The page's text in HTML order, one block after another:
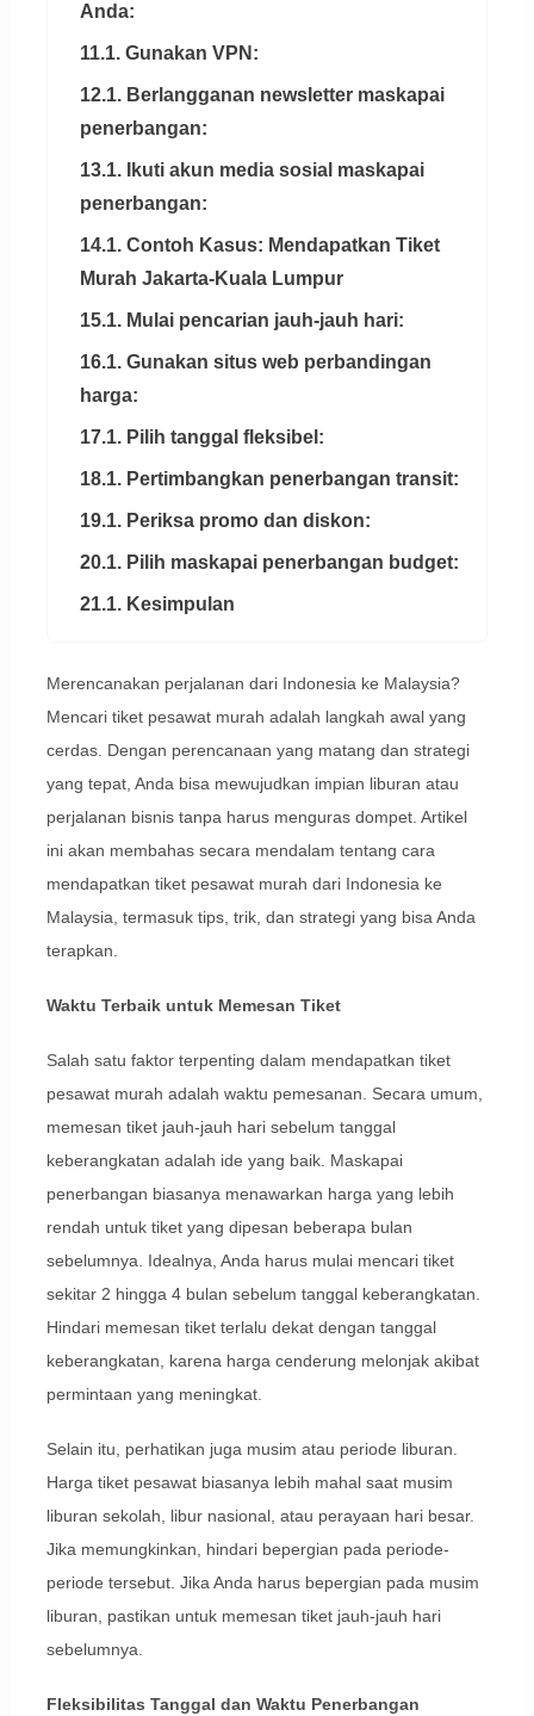
Anda:
11.1. Gunakan VPN:
12.1. Berlangganan newsletter maskapai
penerbangan:
13.1. Ikuti akun media sosial maskapai
penerbangan:
14.1. Contoh Kasus: Mendapatkan Tiket
Murah Jakarta-Kuala Lumpur
15.1. Mulai pencarian jauh-jauh hari:
16.1. Gunakan situs web perbandingan
harga:
17.1. Pilih tanggal fleksibel:
18.1. Pertimbangkan penerbangan transit:
19.1. Periksa promo dan diskon:
20.1. Pilih maskapai penerbangan budget:
21.1. Kesimpulan
Merencanakan perjalanan dari Indonesia ke Malaysia?
Mencari tiket pesawat murah adalah langkah awal yang
cerdas. Dengan perencanaan yang matang dan strategi
yang tepat, Anda bisa mewujudkan impian liburan atau
perjalanan bisnis tanpa harus menguras dompet. Artikel
ini akan membahas secara mendalam tentang cara
mendapatkan tiket pesawat murah dari Indonesia ke
Malaysia, termasuk tips, trik, dan strategi yang bisa Anda
terapkan.
Waktu Terbaik untuk Memesan Tiket
Salah satu faktor terpenting dalam mendapatkan tiket
pesawat murah adalah waktu pemesanan. Secara umum,
memesan tiket jauh-jauh hari sebelum tanggal
keberangkatan adalah ide yang baik. Maskapai
penerbangan biasanya menawarkan harga yang lebih
rendah untuk tiket yang dipesan beberapa bulan
sebelumnya. Idealnya, Anda harus mulai mencari tiket
sekitar 2 hingga 4 bulan sebelum tanggal keberangkatan.
Hindari memesan tiket terlalu dekat dengan tanggal
keberangkatan, karena harga cenderung melonjak akibat
permintaan yang meningkat.
Selain itu, perhatikan juga musim atau periode liburan.
Harga tiket pesawat biasanya lebih mahal saat musim
liburan sekolah, libur nasional, atau perayaan hari besar.
Jika memungkinkan, hindari bepergian pada periode-
periode tersebut. Jika Anda harus bepergian pada musim
liburan, pastikan untuk memesan tiket jauh-jauh hari
sebelumnya.
Fleksibilitas Tanggal dan Waktu Penerbangan